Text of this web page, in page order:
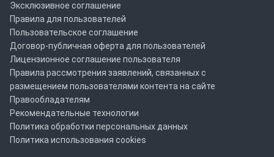
Эксклюзивное соглашение
Правила для пользователей
Пользовательское соглашение
Договор-публичная оферта для пользователей
Лицензионное соглашение пользователя
Правила рассмотрения заявлений, связанных с
размещением пользователями контента на сайте
Правообладателям
Рекомендательные технологии
Политика обработки персональных данных
Политика использования cookies